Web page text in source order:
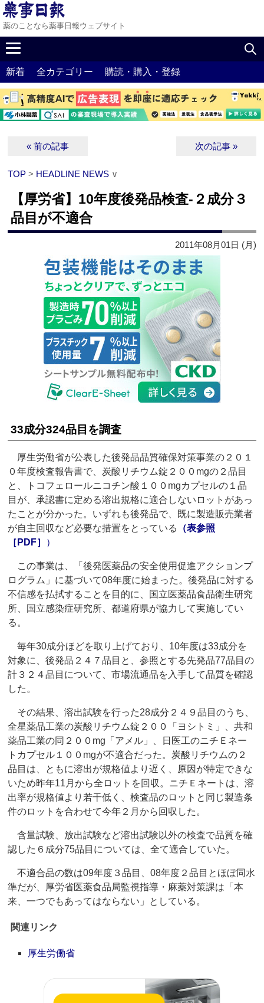
薬のことなら薬事日報ウェブサイト
新着 全カテゴリー 購読・購入・登録
« 前の記事 次の記事 »
TOP > HEADLINE NEWS ∨
【厚労省】10年度後発品検査‐２成分３
品目が不適合
2011年08月01日 (月)
33成分324品目を調査
厚生労働省が公表した後発品品質確保対策事業の２０１
０年度検査報告書で、炭酸リチウム錠２００mgの２品目
と、トコフェロールニコチン酸１００mgカプセルの１品
目が、承認書に定める溶出規格に適合しないロットがあっ
たことが分かった。いずれも後発品で、既に製造販売業者
が自主回収など必要な措置をとっている
（表参照
［PDF］ ）
この事業は、「後発医薬品の安全使用促進アクションプ
ログラム」に基づいて08年度に始まった。後発品に対する
不信感を払拭することを目的に、国立医薬品食品衛生研究
所、国立感染症研究所、都道府県が協力して実施してい
る。
毎年30成分ほどを取り上げており、10年度は33成分を
対象に、後発品２４７品目と、参照とする先発品77品目の
計３２４品目について、市場流通品を入手して品質を確認
した。
その結果、溶出試験を行った28成分２４９品目のうち、
全星薬品工業の炭酸リチウム錠２００「ヨシトミ」、共和
薬品工業の同２００mg「アメル」、日医工のニチＥネー
トカプセル１００mgが不適合だった。炭酸リチウムの２
品目は、ともに溶出が規格値より遅く、原因が特定できな
いため昨年11月から全ロットを回収。ニチＥネートは、溶
出率が規格値より若干低く、検査品のロットと同じ製造条
件のロットを合わせて今年２月から回収した。
含量試験、放出試験など溶出試験以外の検査で品質を確
認した６成分75品目については、全て適合していた。
不適合品の数は09年度３品目、08年度２品目とほぼ同水
準だが、厚労省医薬食品局監視指導・麻薬対策課は「本
来、一つでもあってはならない」としている。
関連リンク
厚生労働省